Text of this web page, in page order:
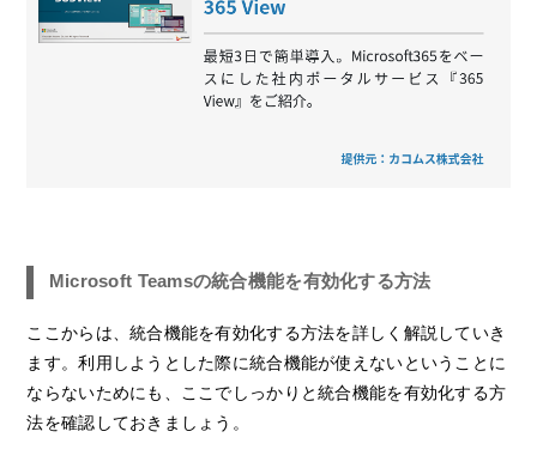
Microsoft Teamsの統合機能を有効化する方法
ここからは、統合機能を有効化する方法を詳しく解説していき
ます。利用しようとした際に統合機能が使えないということに
ならないためにも、ここでしっかりと統合機能を有効化する方
法を確認しておきましょう。